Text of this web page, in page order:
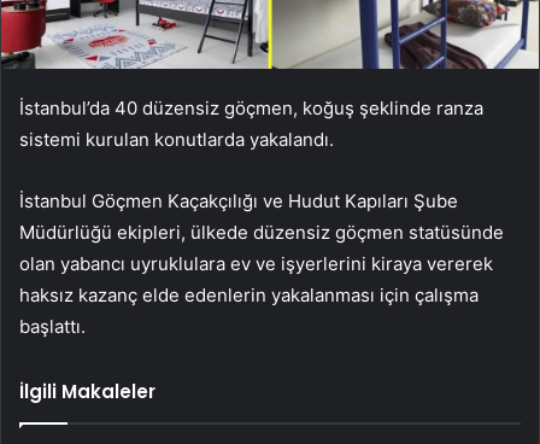
İstanbul’da 40 düzensiz göçmen, koğuş şeklinde ranza
sistemi kurulan konutlarda yakalandı.
İstanbul Göçmen Kaçakçılığı ve Hudut Kapıları Şube
Müdürlüğü ekipleri, ülkede düzensiz göçmen statüsünde
olan yabancı uyruklulara ev ve işyerlerini kiraya vererek
haksız kazanç elde edenlerin yakalanması için çalışma
başlattı.
İlgili Makaleler